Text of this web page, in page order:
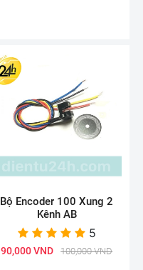
Bộ Encoder 100 Xung 2
Kênh AB
5
90,000 VND 100,000 VND